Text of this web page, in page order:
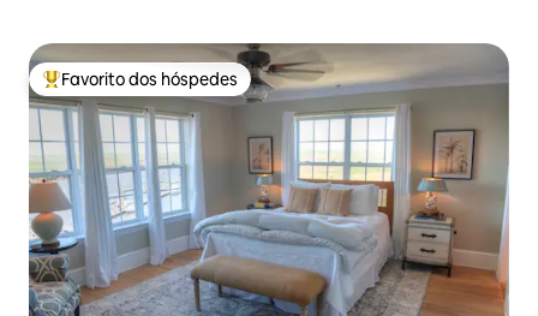
Favoritos dos hóspedes mais apreciados
Favorito dos hóspedes